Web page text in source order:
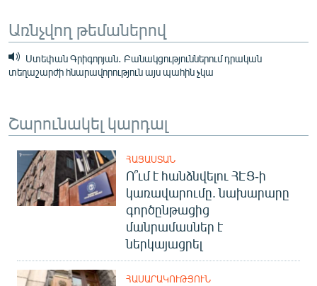
Առնչվող թեմաներով
Ստեփան Գրիգորյան․ Բանակցություններում դրական
տեղաշարժի հնարավորություն այս պահին չկա
Շարունակել կարդալ
ՀԱՅԱՍՏԱՆ
Ո՞ւմ է հանձնվելու ՀԷՑ-ի
կառավարումը. նախարարը
գործընթացից
մանրամասներ է
ներկայացրել
ՀԱՍԱՐԱԿՈՒԹՅՈՒՆ